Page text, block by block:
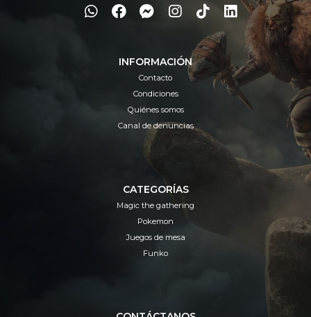
INFORMACIÓN
Contacto
Condiciones
Quiénes somos
Canal de denuncias
CATEGORÍAS
Magic the gathering
Pokemon
Juegos de mesa
Funko